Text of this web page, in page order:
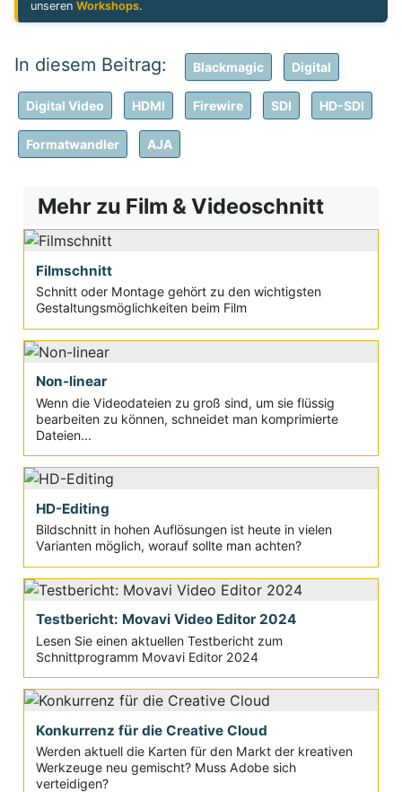
unserenWorkshops.
Blackmagic Digital
Digital Video HDMI Firewire SDI HD-SDI
Formatwandler AJA
Mehr zu Film & Videoschnitt
Filmschnitt
Schnitt oder Montage gehört zu den wichtigsten
Gestaltungsmöglichkeiten beim Film
Non-linear
Wenn die Videodateien zu groß sind, um sie flüssig
bearbeiten zu können, schneidet man komprimierte
Dateien...
HD-Editing
Bildschnitt in hohen Auflösungen ist heute in vielen
Varianten möglich, worauf sollte man achten?
Testbericht: Movavi Video Editor 2024
Lesen Sie einen aktuellen Testbericht zum
Schnittprogramm Movavi Editor 2024
Konkurrenz für die Creative Cloud
Werden aktuell die Karten für den Markt der kreativen
Werkzeuge neu gemischt? Muss Adobe sich
verteidigen?